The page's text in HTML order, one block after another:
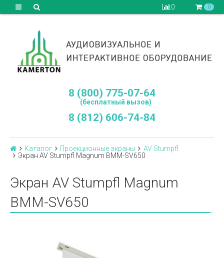
0 0
8 (800) 775-07-64
(бесплатный вызов)
8 (812) 606-74-84
Каталог Проекционные экраны
AV Stumpfl
Экран AV Stumpfl Magnum BMM-SV650
Экран AV Stumpfl Magnum
BMM-SV650